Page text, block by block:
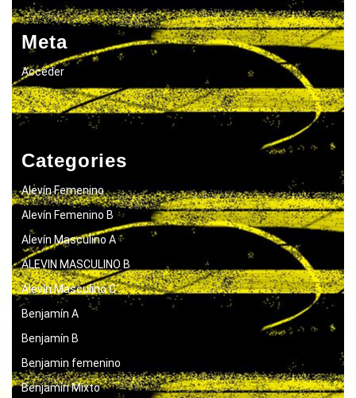
Meta
Acceder
Categories
Alevín Femenino
Alevín Femenino B
Alevín Masculino A
ALEVIN MASCULINO B
Alevín Masculino C
Benjamín A
Benjamín B
Benjamin femenino
Benjamín Mixto